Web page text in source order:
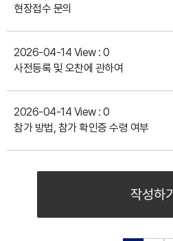
현장접수 문의
2026-04-14 View : 0
사전등록 및 오찬에 관하여
2026-04-14 View : 0
참가 방법, 참가 확인증 수령 여부
작성하기